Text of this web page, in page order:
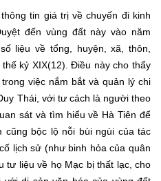
tin giá trị về chuyến đi kinh
đến vùng đất này vào năm
liệu về tổng, huyện, xã, thôn,
kỷ XIX(12). Điều này cho thấy
việc nắm bắt và quản lý chi
Thái, với tư cách là người theo
sát và tìm hiểu về Hà Tiên để
cũng bộc lộ nỗi bùi ngùi của tác
lịch sử (như binh hỏa của quân
tư liệu về họ Mạc bị thất lạc, cho